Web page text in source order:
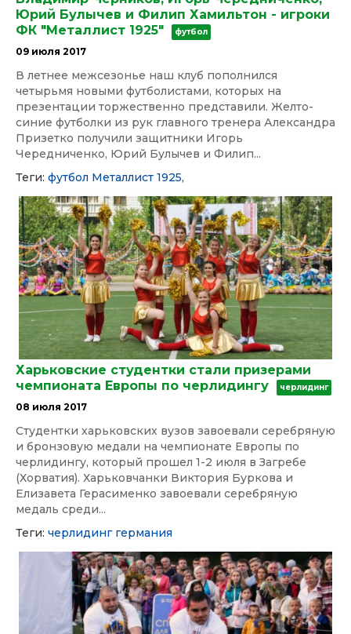
Юрий Булычев и Филип Хамильтон - игроки
ФК "Металлист 1925"
футбол
09 июля 2017
В летнее межсезонье наш клуб пополнился
четырьмя новыми футболистами, которых на
презентации торжественно представили. Желто-
синие футболки из рук главного тренера Александра
Призетко получили защитники Игорь
Чередниченко, Юрий Булычев и Филип...
Теги: футбол Металлист 1925,
Харьковские студентки стали призерами
чемпионата Европы по черлидингу
черлидинг
08 июля 2017
Студентки харьковских вузов завоевали серебряную
и бронзовую медали на чемпионате Европы по
черлидингу, который прошел 1-2 июля в Загребе
(Хорватия). Харьковчанки Виктория Буркова и
Елизавета Герасименко завоевали серебряную
медаль среди...
Теги: черлидинг германия